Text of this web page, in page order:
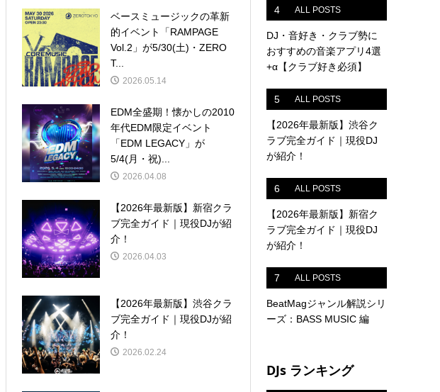
ベースミュージックの革新
的イベント「RAMPAGE
Vol.2」が5/30(土)・ZERO
T...
2026.05.14
EDM全盛期！懐かしの2010
年代EDM限定イベント
「EDM LEGACY」が
5/4(月・祝)...
2026.04.08
【2026年最新版】新宿クラ
ブ完全ガイド｜現役DJが紹
介！
2026.04.03
【2026年最新版】渋谷クラ
ブ完全ガイド｜現役DJが紹
介！
2026.02.24
4 ALL POSTS
DJ・音好き・クラブ勢に
おすすめの音楽アプリ4選
+α【クラブ好き必須】
5 ALL POSTS
【2026年最新版】渋谷ク
ラブ完全ガイド｜現役DJ
が紹介！
6 ALL POSTS
【2026年最新版】新宿ク
ラブ完全ガイド｜現役DJ
が紹介！
7 ALL POSTS
BeatMagジャンル解説シリ
ーズ：BASS MUSIC 編
DJs ランキング